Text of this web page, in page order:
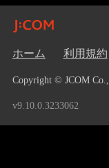
ホーム 利用規約
Copyright © JCOM
v9.10.0.3233062